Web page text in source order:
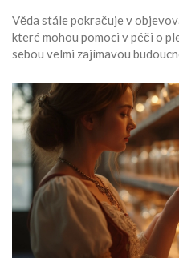
Věda stále pokračuje v
které mohou pomoci v péči o
sebou velmi zajímavou